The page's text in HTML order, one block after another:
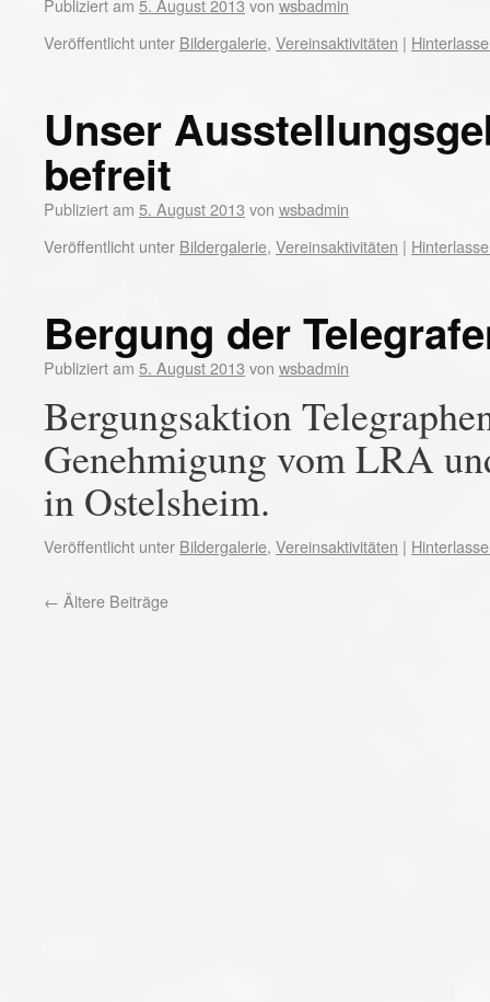
Publiziert am 5. August 2013 von wsbadmin
Veröffentlicht unter Bildergalerie, Vereinsaktivitäten |
Unser
befreit
Publiziert am 5. August 2013 von wsbadmin
Veröffentlicht unter Bildergalerie, Vereinsaktivitäten |
Bergung der
Publiziert am 5. August 2013 von wsbadmin
Bergungsaktion
Genehmigung vom LRA
in Ostelsheim.
Veröffentlicht unter Bildergalerie, Vereinsaktivitäten |
← Ältere Beiträge